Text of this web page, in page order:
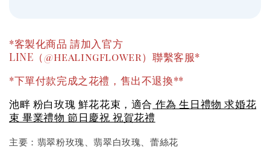
*客製化商品 請加入官方
LINE（@healingflower）聯繫客服*
*下單付款完成之花禮，售出不退換**
池畔 粉白玫瑰 鮮花花束，適合 作為 生日禮物 求婚花
束 畢業禮物 節日慶祝 祝賀花禮
主要：翡翠粉玫瑰、翡翠白玫瑰、蕾絲花